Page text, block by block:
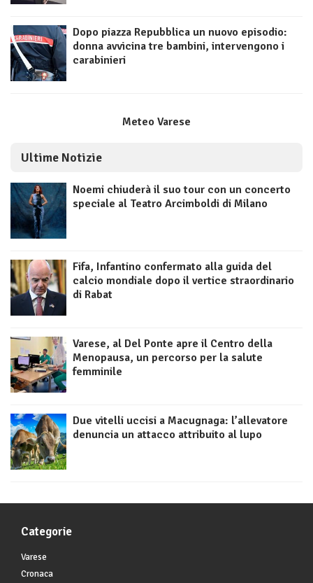
Dopo piazza Repubblica un nuovo episodio:
donna avvicina tre bambini, intervengono i
carabinieri
Meteo Varese
Ultime Notizie
Noemi chiuderà il suo tour con un concerto
speciale al Teatro Arcimboldi di Milano
Fifa, Infantino confermato alla guida del
calcio mondiale dopo il vertice straordinario
di Rabat
Varese, al Del Ponte apre il Centro della
Menopausa, un percorso per la salute
femminile
Due vitelli uccisi a Macugnaga: l’allevatore
denuncia un attacco attribuito al lupo
Categorie
Varese
Cronaca